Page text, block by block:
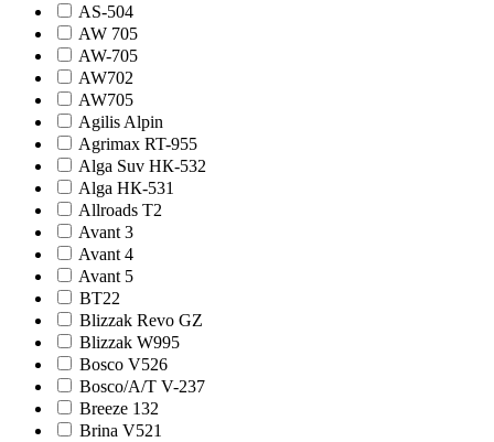
AS-504
AW 705
AW-705
AW702
AW705
Agilis Alpin
Agrimax RT-955
Alga Suv НК-532
Alga НК-531
Allroads T2
Avant 3
Avant 4
Avant 5
BT22
Blizzak Revo GZ
Blizzak W995
Bosco V526
Bosco/A/T V-237
Breeze 132
Brina V521